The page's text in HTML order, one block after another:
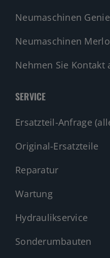
Neumaschinen Genie
Neumaschinen Merlo
Nehmen Sie Kontakt
SERVICE
Ersatzteil-Anfrage
Original-Ersatzteile
Reparatur
Wartung
Hydraulikservice
Sonderumbauten